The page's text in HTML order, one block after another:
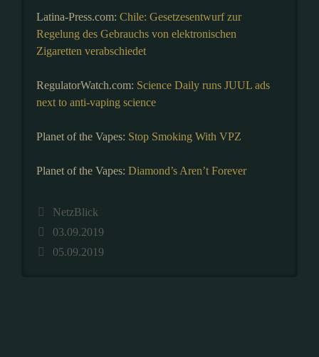
Latina-Press.com: Chile: Gesetzesentwurf zur
Regelung des Gebrauchs von elektronischen
Zigaretten verabschiedet
RegulatorWatch.com: Science Daily runs JUUL ads
next to anti-vaping science
Planet of the Vapes: Stop Smoking With VPZ
Planet of the Vapes: Diamond’s Aren’t Forever
Kategorien
NetzBlick
03.09.2019
05.09.2019